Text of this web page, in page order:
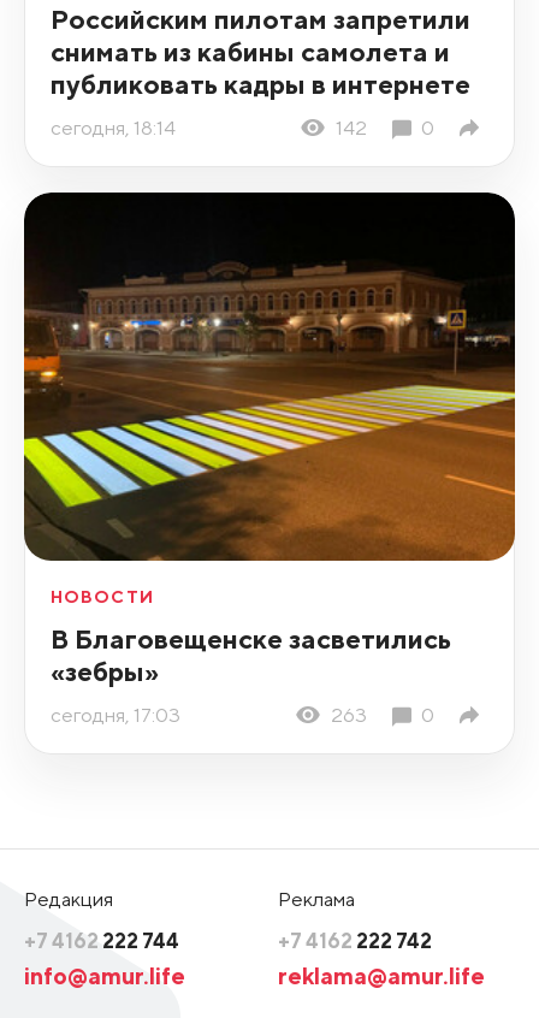
Российским пилотам запретили
снимать из кабины самолета и
публиковать кадры в интернете
сегодня, 18:14 142 0
НОВОСТИ
В Благовещенске засветились
«зебры»
сегодня, 17:03 263 0
Редакция
+7 4162 222 744
info@amur.life
Реклама
+7 4162 222 742
reklama@amur.life